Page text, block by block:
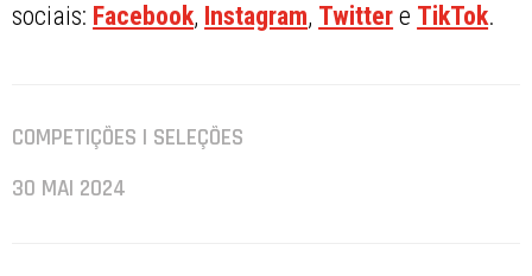
sociais: Facebook, Instagram, Twitter e TikTok.
COMPETIÇÕES | SELEÇÕES
30 MAI 2024